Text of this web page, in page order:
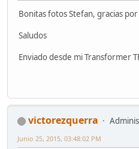
Bonitas fotos Stefan, gracias
Saludos
Enviado desde mi Transformer
victorezquerra
Junio 25, 2015, 03:48:02 PM